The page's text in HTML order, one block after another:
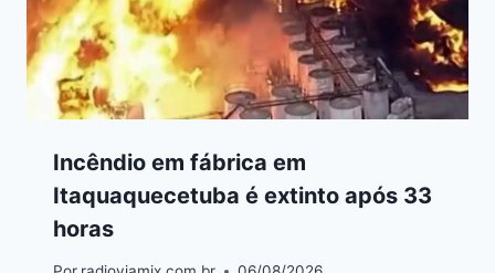
Incêndio em fábrica em
Itaquaquecetuba é extinto após 33
horas